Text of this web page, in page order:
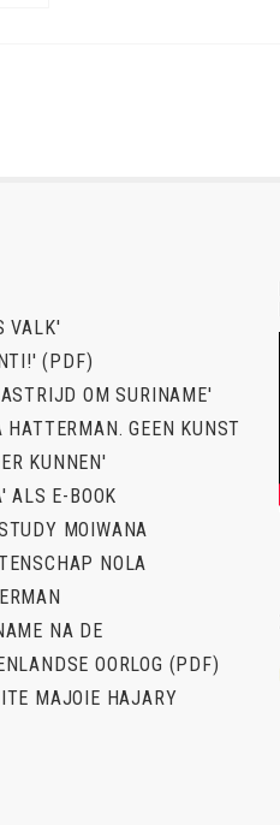
VALK'
(PDF)
OM SURINAME'
HATTERMAN. GEEN KUNST
KUNNEN'
ALS E-BOOK
MOIWANA
NOLA
NA DE
OORLOG (PDF)
MAJOIE HAJARY